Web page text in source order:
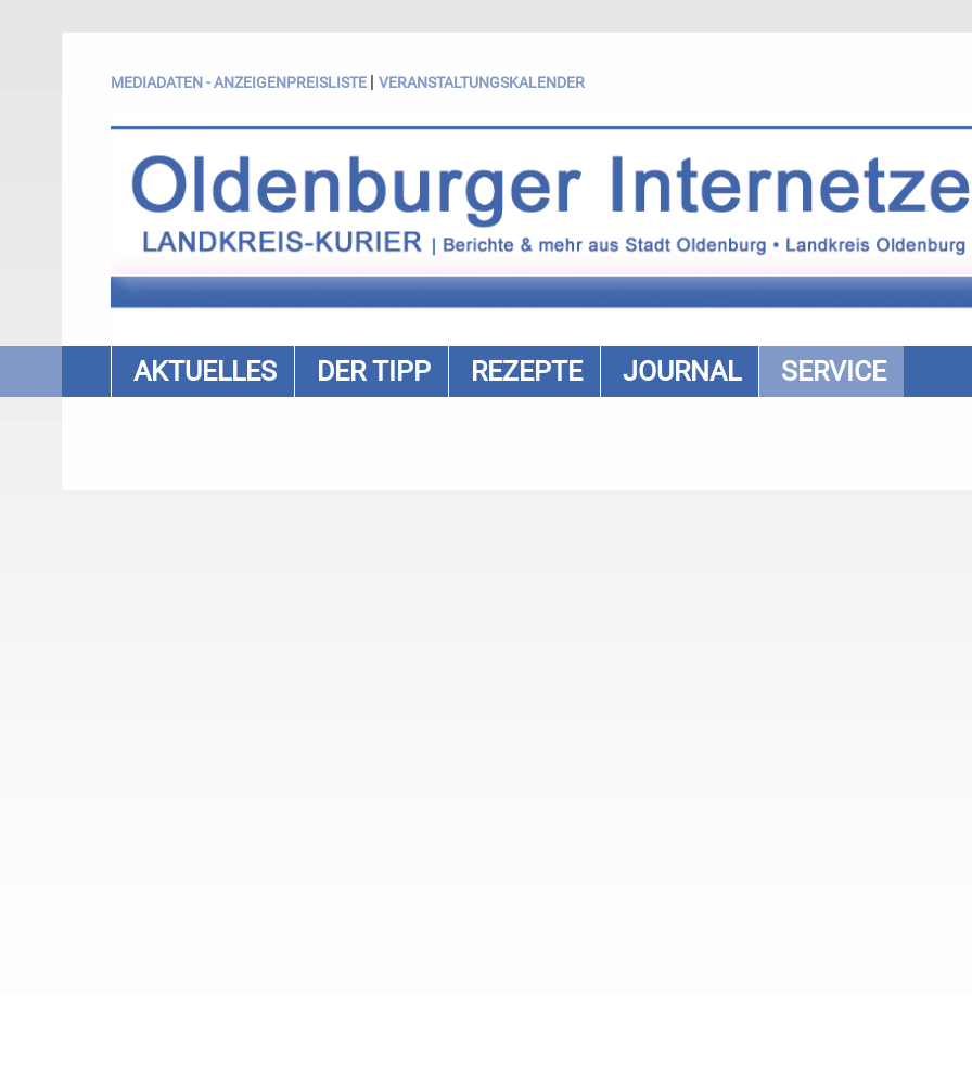
MEDIADATEN - ANZEIGENPREISLISTE | VERANSTALTUNGSKALENDER
AKTUELLES DER TIPP REZEPTE JOURNAL SERVICE